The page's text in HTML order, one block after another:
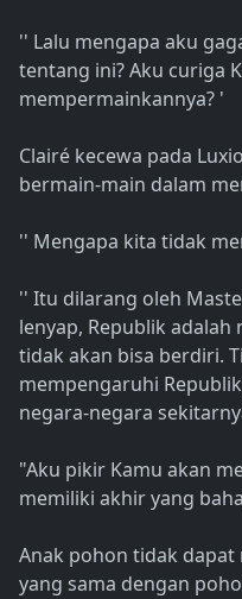
'' Lalu mengapa aku
tentang ini? Aku curiga
mempermainkannya? '
Clairé kecewa pada
bermain-main dalam
'' Mengapa kita tidak
'' Itu dilarang oleh
lenyap, Republik
tidak akan bisa berdiri.
mempengaruhi
negara-negara
"Aku pikir Kamu akan
memiliki akhir yang
Anak pohon tidak
yang sama dengan